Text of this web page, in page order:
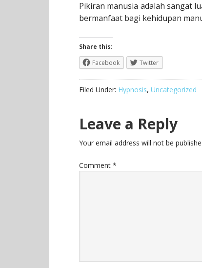
Pikiran manusia adalah sangat
bermanfaat bagi kehidupan
Share this:
Facebook
Twitter
Filed Under: Hypnosis, Uncategorized
Leave a Reply
Your email address will not be
Comment *